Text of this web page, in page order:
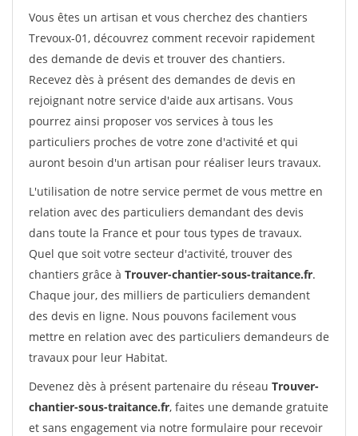
Vous êtes un artisan et vous cherchez des chantiers
Trevoux-01, découvrez comment recevoir rapidement
des demande de devis et trouver des chantiers.
Recevez dès à présent des demandes de devis en
rejoignant notre service d'aide aux artisans. Vous
pourrez ainsi proposer vos services à tous les
particuliers proches de votre zone d'activité et qui
auront besoin d'un artisan pour réaliser leurs travaux.
L'utilisation de notre service permet de vous mettre en
relation avec des particuliers demandant des devis
dans toute la France et pour tous types de travaux.
Quel que soit votre secteur d'activité, trouver des
chantiers grâce à Trouver-chantier-sous-traitance.fr.
Chaque jour, des milliers de particuliers demandent
des devis en ligne. Nous pouvons facilement vous
mettre en relation avec des particuliers demandeurs de
travaux pour leur Habitat.
Devenez dès à présent partenaire du réseau Trouver-
chantier-sous-traitance.fr, faites une demande gratuite
et sans engagement via notre formulaire pour recevoir